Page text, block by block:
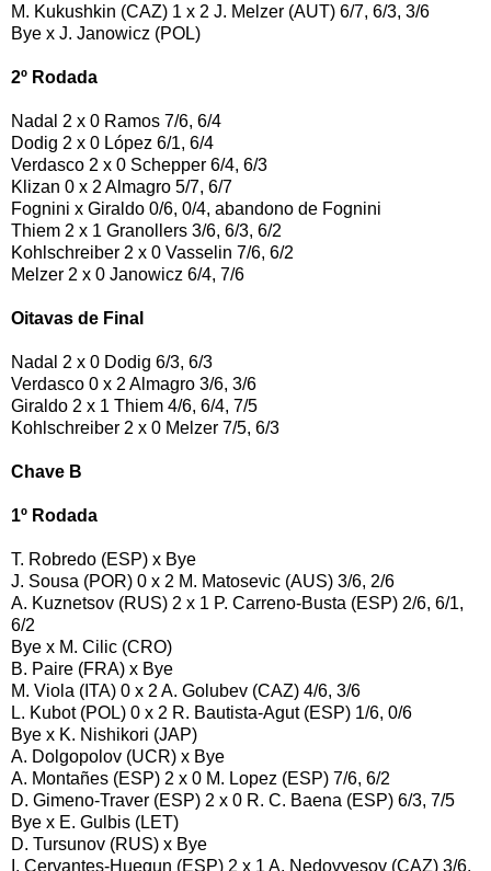
M. Kukushkin (CAZ) 1 x 2 J. Melzer (AUT) 6/7, 6/3, 3/6
Bye x J. Janowicz (POL)
2º Rodada
Nadal 2 x 0 Ramos 7/6, 6/4
Dodig 2 x 0 López 6/1, 6/4
Verdasco 2 x 0 Schepper 6/4, 6/3
Klizan 0 x 2 Almagro 5/7, 6/7
Fognini x Giraldo 0/6, 0/4, abandono de Fognini
Thiem 2 x 1 Granollers 3/6, 6/3, 6/2
Kohlschreiber 2 x 0 Vasselin 7/6, 6/2
Melzer 2 x 0 Janowicz 6/4, 7/6
Oitavas de Final
Nadal 2 x 0 Dodig 6/3, 6/3
Verdasco 0 x 2 Almagro 3/6, 3/6
Giraldo 2 x 1 Thiem 4/6, 6/4, 7/5
Kohlschreiber 2 x 0 Melzer 7/5, 6/3
Chave B
1º Rodada
T. Robredo (ESP) x Bye
J. Sousa (POR) 0 x 2 M. Matosevic (AUS) 3/6, 2/6
A. Kuznetsov (RUS) 2 x 1 P. Carreno-Busta (ESP) 2/6, 6/1,
6/2
Bye x M. Cilic (CRO)
B. Paire (FRA) x Bye
M. Viola (ITA) 0 x 2 A. Golubev (CAZ) 4/6, 3/6
L. Kubot (POL) 0 x 2 R. Bautista-Agut (ESP) 1/6, 0/6
Bye x K. Nishikori (JAP)
A. Dolgopolov (UCR) x Bye
A. Montañes (ESP) 2 x 0 M. Lopez (ESP) 7/6, 6/2
D. Gimeno-Traver (ESP) 2 x 0 R. C. Baena (ESP) 6/3, 7/5
Bye x E. Gulbis (LET)
D. Tursunov (RUS) x Bye
I. Cervantes-Huegun (ESP) 2 x 1 A. Nedovyesov (CAZ) 3/6,